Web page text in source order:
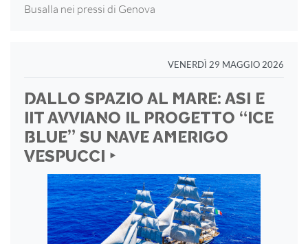
Busalla nei pressi di Genova
VENERDÌ 29 MAGGIO 2026
DALLO SPAZIO AL MARE: ASI E
IIT AVVIANO IL PROGETTO “ICE
BLUE” SU NAVE AMERIGO
VESPUCCI ‣